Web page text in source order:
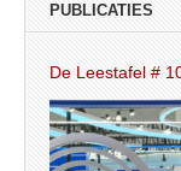
PUBLICATIES